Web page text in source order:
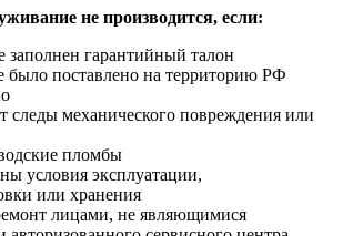
не производится, если:
заполнен гарантийный талон
было поставлено на территорию РФ
следы механического повреждения или
пломбы
условия эксплуатации,
или хранения
лицами, не являющимися